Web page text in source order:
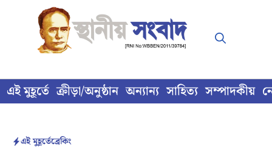
content
এই মুহূর্তে ক্রীড়া/অনুষ্ঠান অন্যান্য সাহিত্য সম্পাদকীয়
এই মুহূর্তেব্রেকিং